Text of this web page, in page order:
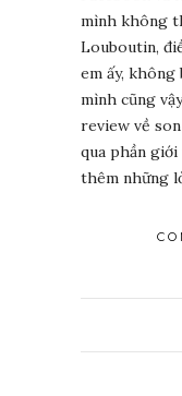
mình không
Louboutin,
em ấy, không
mình cũng
review về
qua phần
thêm những